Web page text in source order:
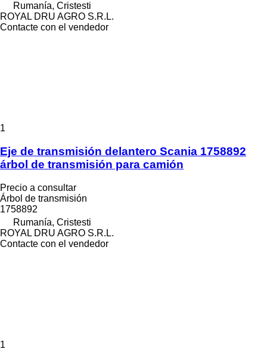
Rumanía, Cristesti
ROYAL DRU AGRO S.R.L.
Contacte con el vendedor
1
Eje de transmisión delantero Scania 1758892
árbol de transmisión para camión
Precio a consultar
Árbol de transmisión
1758892
Rumanía, Cristesti
ROYAL DRU AGRO S.R.L.
Contacte con el vendedor
1